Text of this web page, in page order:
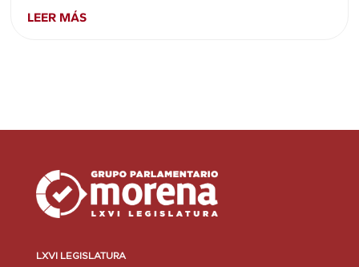
LEER MÁS
LXVI LEGISLATURA